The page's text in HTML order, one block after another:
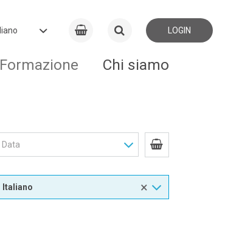
LOGIN
Formazione Chi siamo
×